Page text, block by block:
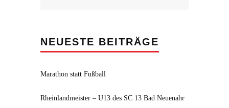
NEUESTE BEITRÄGE
Marathon statt Fußball
Rheinlandmeister – U13 des SC 13 Bad Neuenahr